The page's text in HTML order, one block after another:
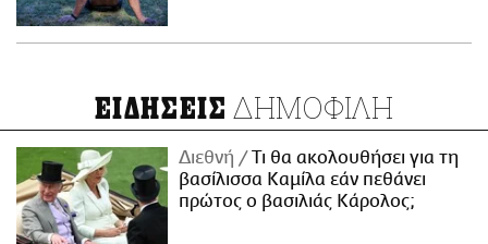
ΕΙΔΗΣΕΙΣ ΔΗΜΟΦΙΛΗ
Διεθνή
Τι θα ακολουθήσει για τη
βασίλισσα Καμίλα εάν πεθάνει
πρώτος ο βασιλιάς Κάρολος;